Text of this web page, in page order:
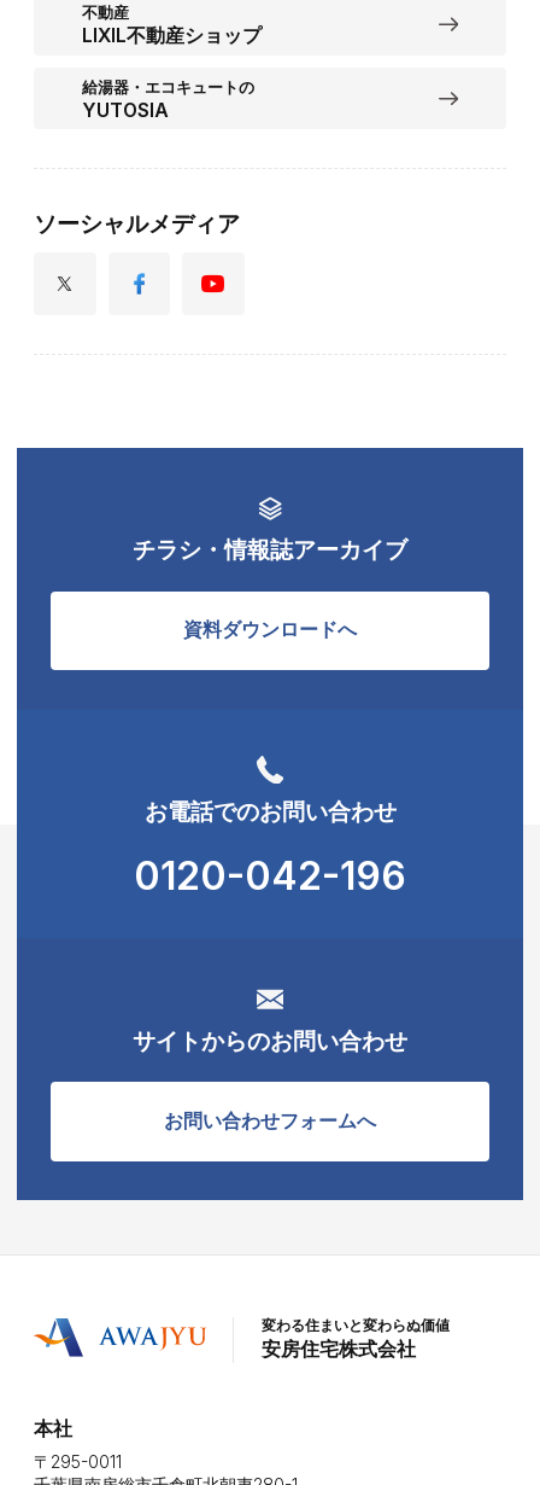
不動産
LIXIL不動産ショップ
給湯器・エコキュートの
YUTOSIA
ソーシャルメディア
チラシ・情報誌アーカイブ
資料ダウンロードへ
お電話でのお問い合わせ
0120-042-196
サイトからのお問い合わせ
お問い合わせフォームへ
変わる住まいと変わらぬ価値
安房住宅株式会社
本社
〒295-0011